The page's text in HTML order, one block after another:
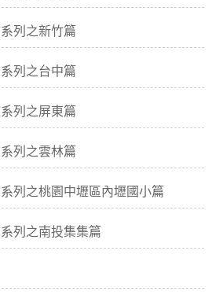
列之新竹篇
列之台中篇
列之屏東篇
列之雲林篇
列之桃園中壢區內壢國小篇
列之南投集集篇